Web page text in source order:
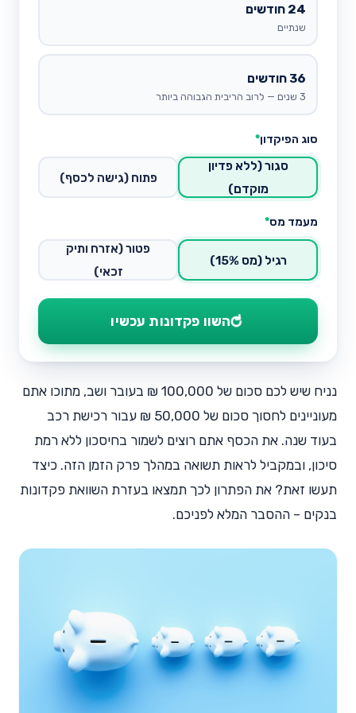
24 חודשים
שנתיים
36 חודשים
3 שנים — לרוב הריבית הגבוהה ביותר
סוג הפיקדון*
סגור (ללא פדיון
מוקדם)
פתוח (גישה לכסף)
מעמד מס*
רגיל (מס 15%)
פטור (אזרח ותיק
זכאי)
⟳השוו פקדונות עכשיו
נניח שיש לכם סכום של 100,000 ₪ בעובר ושב, מתוכו אתם
מעוניינים לחסוך סכום של 50,000 ₪ עבור רכישת רכב
בעוד שנה. את הכסף אתם רוצים לשמור בחיסכון ללא רמת
סיכון, ובמקביל לראות תשואה במהלך פרק הזמן הזה. כיצד
תעשו זאת? את הפתרון לכך תמצאו בעזרת השוואת פקדונות
בנקים – ההסבר המלא לפניכם.